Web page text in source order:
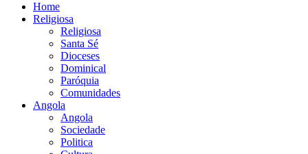
Home
Religiosa
Religiosa
Santa Sé
Dioceses
Dominical
Paróquia
Comunidades
Angola
Angola
Sociedade
Politica